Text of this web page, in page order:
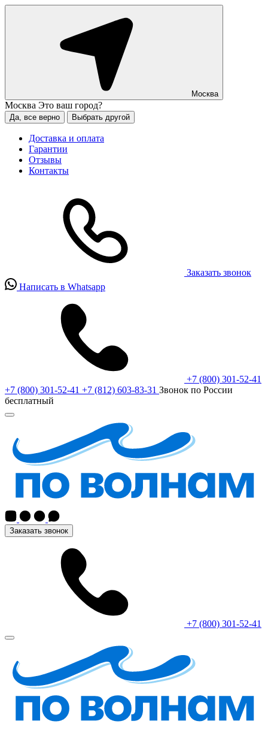
Москва
Москва Это ваш город?
Да, все верно Выбрать другой
Доставка и оплата
Гарантии
Отзывы
Контакты
Заказать звонок
Написать в Whatsapp
+7 (800) 301-52-41
+7 (800) 301-52-41 +7 (812) 603-83-31 Звонок по России
бесплатный
Заказать звонок
+7 (800) 301-52-41